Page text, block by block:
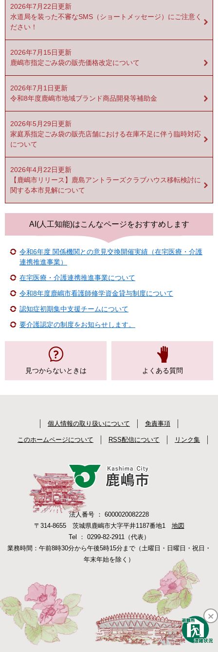
2026年7月22日更新
水道局を装った不審なSMS（ショートメッセージ）にご注意く
ださい！
2026年7月15日更新
鹿嶋市指定ごみ袋の販売価格改定について
2026年7月1日更新
令和8年度鹿嶋市地域ブランド商品開発等補助金
2026年5月29日更新
家庭系指定ごみ袋の販売店舗における在庫不足に伴う臨時対応
について
2026年4月22日更新
【鹿嶋市リリース】鹿島アントラーズクラブハウス移転検討に
関する本市見解について
AI(人工知能)はこんなページをおすすめします
令和6年度 関係機関との意見交換開催実績（在宅医療・介護
連携推進事業）
在宅医療・介護連携推進事業について
令和8年度鹿嶋市看護師修学資金貸与制度について
認知症初期集中支援チームについて
要介護認定の制度をお知らせします。
見つからないときは よくある質問
個人情報の取り扱いについて 免責事項
このホームページについて RSS配信について リンク集
法人番号 ： 6000020082228
〒314-8655 茨城県鹿嶋市大字平井1187番地1 地図
Tel ： 0299-82-2911（代表）
業務時間：午前8時30分から午後5時15分まで（土曜日・日曜日・祝日・
年末年始を除く）